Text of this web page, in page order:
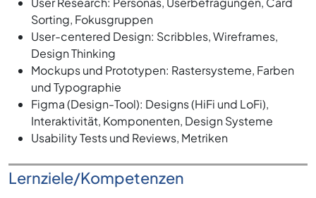
Sorting, Fokusgruppen
User-centered Design: Scribbles, Wireframes,
Design Thinking
Mockups und Prototypen: Rastersysteme, Farben
und Typographie
Figma (Design-Tool): Designs (HiFi und LoFi),
Interaktivität, Komponenten, Design Systeme
Usability Tests und Reviews, Metriken
Lernziele/Kompetenzen